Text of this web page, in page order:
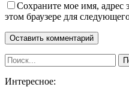
Сохраните мое имя, адрес
этом браузере для
Интересное: